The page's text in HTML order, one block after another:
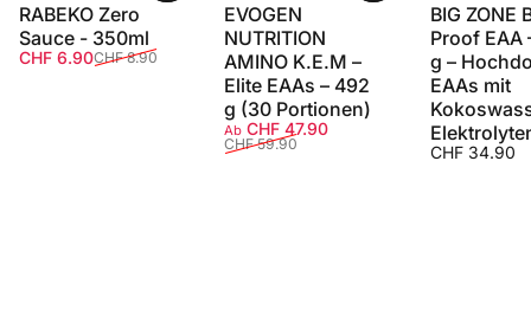
RABEKO Zero
Sauce - 350ml
Verkaufspreis
CHF 6.90
Normaler Preis
CHF 8.90
EVOGEN
NUTRITION
AMINO K.E.M –
Elite EAAs – 492
g (30 Portionen)
Verkaufspreis
Ab CHF 47.90
Normaler Preis
CHF 59.90
BIG ZONE
Proof EAA
g –
EAAs mit
CHF 34.90